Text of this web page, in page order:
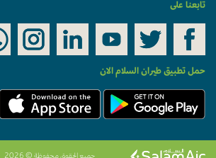
تابعنا على
حمل تطبيق طيران السلام الان
جميع الحقوق محفوظة © 2026